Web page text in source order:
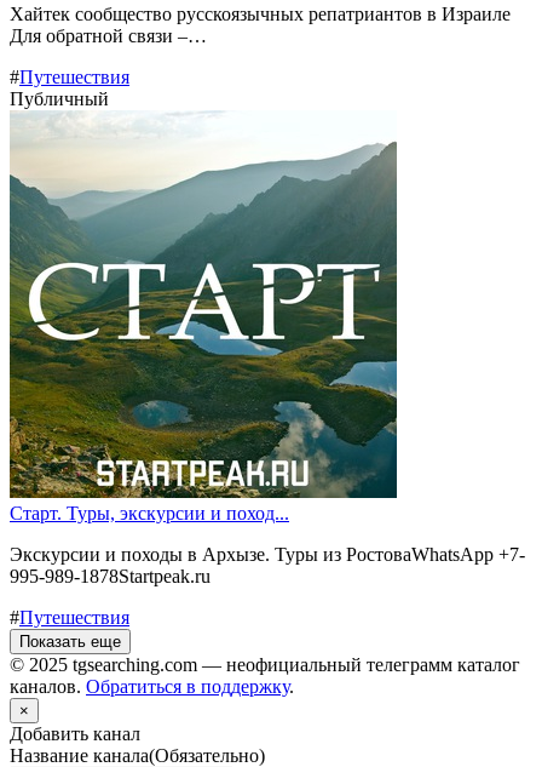
Хайтек сообщество русскоязычных репатриантов в Израиле
Для обратной связи –…
#Путешествия
Публичный
Старт. Туры, экскурсии и поход...
Экскурсии и походы в Архызе. Туры из РостоваWhatsApp +7-
995-989-1878Startpeak.ru
#Путешествия
Показать еще
© 2025 tgsearching.com — неофициальный телеграмм каталог
каналов. Обратиться в поддержку.
×
Добавить канал
Название канала(Обязательно)